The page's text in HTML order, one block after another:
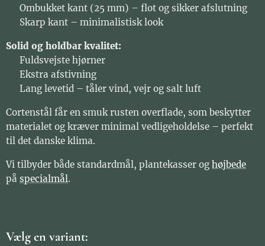
✔ Ombukket kant (25 mm) – flot og sikker afslutning
✔ Skarp kant – minimalistisk look
Solid og holdbar kvalitet:
✔ Fuldsvejste hjørner
✔ Ekstra afstivning
✔ Lang levetid – tåler vind, vejr og salt luft
Cortenstål får en smuk rusten overflade, som beskytter
materialet og kræver minimal vedligeholdelse – perfekt
til det danske klima.
Vi tilbyder både standardmål, plantekasser og højbede
på specialmål.
Vælg en variant: